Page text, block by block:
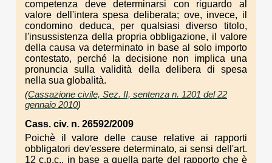
competenza deve determinarsi con riguardo al
valore dell'intera spesa deliberata; ove, invece, il
condomino deduca, per qualsiasi diverso titolo,
l'insussistenza della propria obbligazione, il valore
della causa va determinato in base al solo importo
contestato, perché la decisione non implica una
pronuncia sulla validità della delibera di spesa
nella sua globalità.
(Cassazione civile, Sez. II, sentenza n. 1201 del 22
gennaio 2010)
Cass. civ. n. 26592/2009
Poichè il valore delle cause relative ai rapporti
obbligatori dev'essere determinato, ai sensi dell'art.
12 c.p.c., in base a quella parte del rapporto che è